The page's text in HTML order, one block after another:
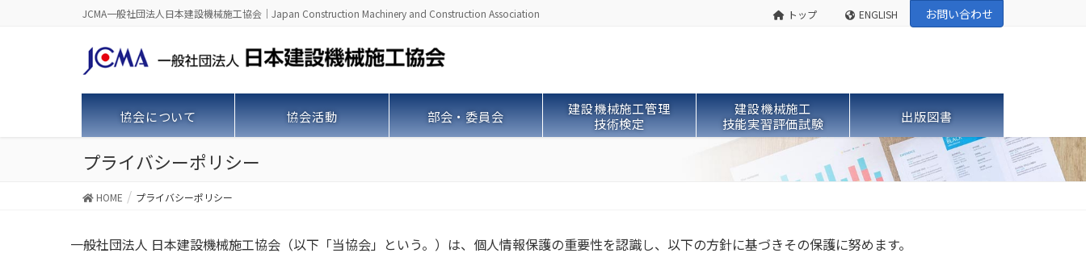
JCMA一般社団法人日本建設機械施工協会｜Japan Construction Machinery and Construction Association トップ ENGLISH お問い合わせ
協会について 協会活動 部会・委員会
建設機械施工管理
技術検定
建設機械施工
技能実習評価試験
出版図書
プライバシーポリシー
HOME プライバシーポリシー
一般社団法人 日本建設機械施工協会（以下「当協会」という。）は、個人情報保護の重要性を認識し、以下の方針に基づきその保護に努めます。